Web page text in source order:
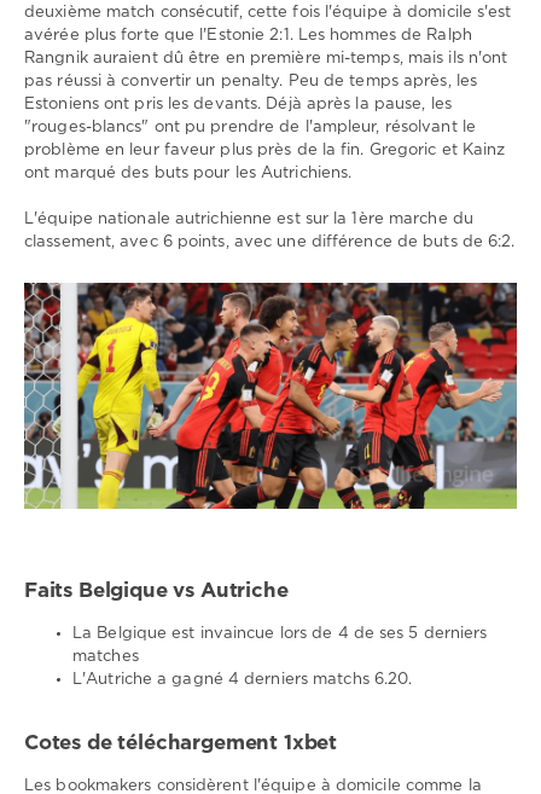
deuxième match consécutif, cette fois l'équipe à domicile s'est
avérée plus forte que l'Estonie 2:1. Les hommes de Ralph
Rangnik auraient dû être en première mi-temps, mais ils n'ont
pas réussi à convertir un penalty. Peu de temps après, les
Estoniens ont pris les devants. Déjà après la pause, les
"rouges-blancs" ont pu prendre de l'ampleur, résolvant le
problème en leur faveur plus près de la fin. Gregoric et Kainz
ont marqué des buts pour les Autrichiens.
L'équipe nationale autrichienne est sur la 1ère marche du
classement, avec 6 points, avec une différence de buts de 6:2.
Faits Belgique vs Autriche
La Belgique est invaincue lors de 4 de ses 5 derniers
matches
L'Autriche a gagné 4 derniers matchs 6.20.
Cotes de téléchargement 1xbet
Les bookmakers considèrent l'équipe à domicile comme la